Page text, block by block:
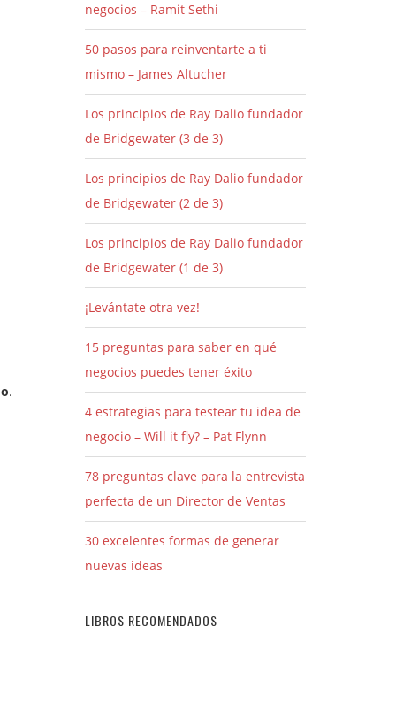
.
negocios – Ramit Sethi
50 pasos para reinventarte a ti
mismo – James Altucher
Los principios de Ray Dalio fundador
de Bridgewater (3 de 3)
Los principios de Ray Dalio fundador
de Bridgewater (2 de 3)
Los principios de Ray Dalio fundador
de Bridgewater (1 de 3)
¡Levántate otra vez!
15 preguntas para saber en qué
negocios puedes tener éxito
4 estrategias para testear tu idea de
negocio – Will it fly? – Pat Flynn
78 preguntas clave para la entrevista
perfecta de un Director de Ventas
30 excelentes formas de generar
nuevas ideas
LIBROS RECOMENDADOS